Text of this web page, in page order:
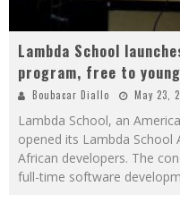
Lambda School
program, free to
Boubacar Diallo May 23,
Lambda School, an
opened its Lambda
African developers. The
full-time software